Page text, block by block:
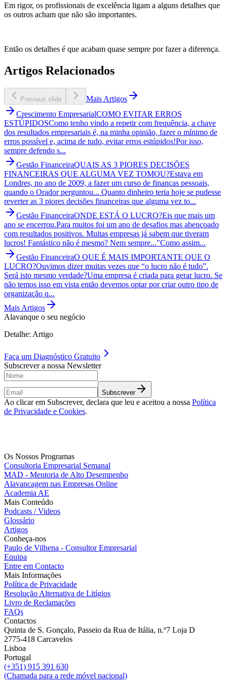
Em rigor, os profissionais de excelência ligam a alguns detalhes que
os outros acham que não são importantes.
Então os detalhes é que acabam quase sempre por fazer a diferença.
Artigos Relacionados
Previous slide
Mais Artigos
Crescimento EmpresarialCOMO EVITAR ERROS
ESTÚPIDOSComo tenho vindo a repetir com frequência, a chave
dos resultados empresariais é, na minha opinião, fazer o mínimo de
erros possível e, acima de tudo, evitar erros estúpidos!Por isso,
sempre defendo s...
Gestão FinanceiraQUAIS AS 3 PIORES DECISÕES
FINANCEIRAS QUE ALGUMA VEZ TOMOU?Estava em
Londres, no ano de 2009, a fazer um curso de finanças pessoais,
quando o Orador perguntou... Quanto dinheiro teria hoje se pudesse
reverter as 3 piores decisões financeiras que alguma vez to...
Gestão FinanceiraONDE ESTÁ O LUCRO?Eis que mais um
ano se encerrou.Para muitos foi um ano de desafios mas abençoado
com resultados positivos. Muitas empresas já sabem que tiveram
lucros! Fantástico não é mesmo? Nem sempre..."Como assim...
Gestão FinanceiraO QUE É MAIS IMPORTANTE QUE O
LUCRO?Ouvimos dizer muitas vezes que “o lucro não é tudo”.
Será isto mesmo verdade?Uma empresa é criada para gerar lucro. Se
não temos isso em vista então devemos optar por criar outro tipo de
organização q...
Mais Artigos
Alavanque o seu negócio
Detalhe: Artigo
Faça um Diagnóstico Gratuito
Subscrever a nossa Newsletter
Subscrever
Ao clicar em Subscrever, declara que leu e aceitou a nossa Política
de Privacidade e Cookies.
Os Nossos Programas
Consultoria Empresarial Semanal
MAD - Mentoria de Alto Desempenho
Alavancagem nas Empresas Online
Academia AE
Mais Conteúdo
Podcasts / Videos
Glossário
Artigos
Conheça-nos
Paulo de Vilhena - Consultor Empresarial
Equipa
Entre em Contacto
Mais Informações
Política de Privacidade
Resolução Alternativa de Litígios
Livro de Reclamações
FAQs
Contactos
Quinta de S. Gonçalo, Passeio da Rua de Itália, n.º7 Loja D
2775-418 Carcavelos
Lisboa
Portugal
(+351) 915 391 630
(Chamada para a rede móvel nacional)